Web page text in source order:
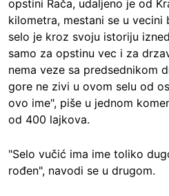
opstini Rača, udaljeno je od
kilometra, mestani se u
selo je kroz svoju istoriju
samo za opstinu vec i za
nema veze sa predsednikom
gore ne zivi u ovom selu od
ovo ime", piše u jednom
od 400 lajkova.
"Selo vučić ima ime toliko
rođen", navodi se u drugom.